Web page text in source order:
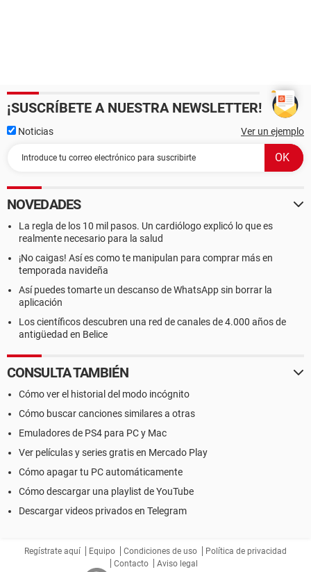
¡SUSCRÍBETE A NUESTRA NEWSLETTER!
Noticias Ver un ejemplo
NOVEDADES
La regla de los 10 mil pasos. Un cardiólogo explicó lo que es
realmente necesario para la salud
¡No caigas! Así es como te manipulan para comprar más en
temporada navideña
Así puedes tomarte un descanso de WhatsApp sin borrar la
aplicación
Los científicos descubren una red de canales de 4.000 años de
antigüedad en Belice
CONSULTA TAMBIÉN
Cómo ver el historial del modo incógnito
Cómo buscar canciones similares a otras
Emuladores de PS4 para PC y Mac
Ver películas y series gratis en Mercado Play
Cómo apagar tu PC automáticamente
Cómo descargar una playlist de YouTube
Descargar videos privados en Telegram
Regístrate aquí Equipo Condiciones de uso
Política de privacidad
Contacto
Aviso legal